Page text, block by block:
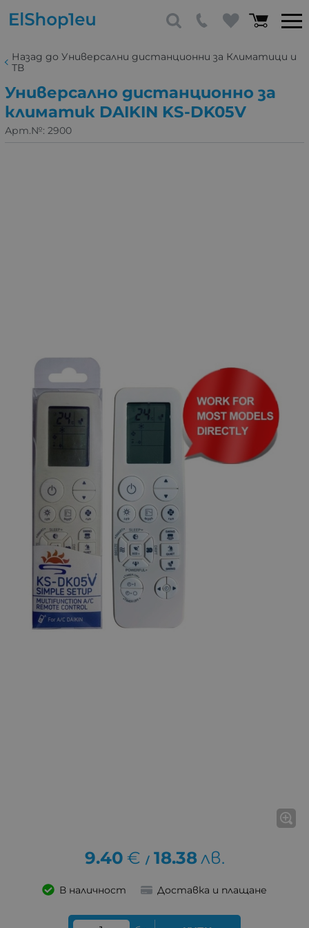
Назад до Универсални дистанционни за Климатици и
ТВ
Универсално дистанционно за
климатик DAIKIN KS-DK05V
Арт.№: 2900
9.40 € / 18.38лв.
В наличност Доставка и плащане